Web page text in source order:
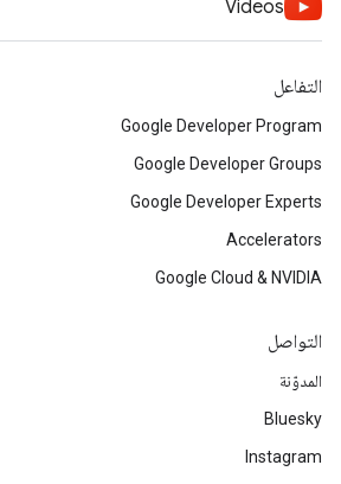
Videos
التفاعل
Google Developer Program
Google Developer Groups
Google Developer Experts
Accelerators
Google Cloud & NVIDIA
التواصل
المدوّنة
Bluesky
Instagram